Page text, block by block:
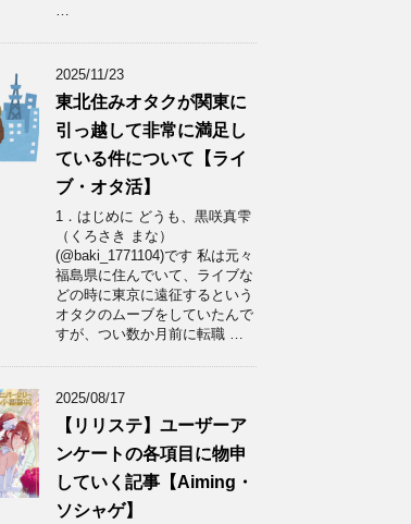
…
2025/11/23
東北住みオタクが関東に
引っ越して非常に満足し
ている件について【ライ
ブ・オタ活】
1．はじめに どうも、黒咲真雫
（くろさき まな）
(@baki_1771104)です 私は元々
福島県に住んでいて、ライブな
どの時に東京に遠征するという
オタクのムーブをしていたんで
すが、つい数か月前に転職 …
2025/08/17
【リリステ】ユーザーア
ンケートの各項目に物申
していく記事【Aiming・
ソシャゲ】